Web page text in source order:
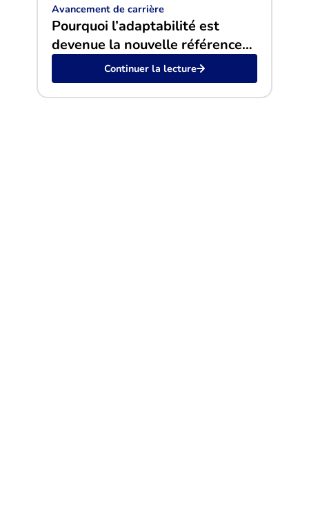
Avancement de carrière
Pourquoi l’adaptabilité est
devenue la nouvelle référence
Continuer la lecture